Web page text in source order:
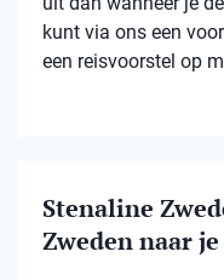
kunt via ons een
een reisvoorstel op
Stenaline
Zweden naar